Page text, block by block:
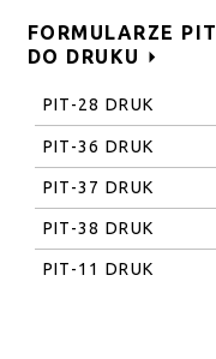
FORMULARZE PIT
DO DRUKU
PIT-28 DRUK
PIT-36 DRUK
PIT-37 DRUK
PIT-38 DRUK
PIT-11 DRUK